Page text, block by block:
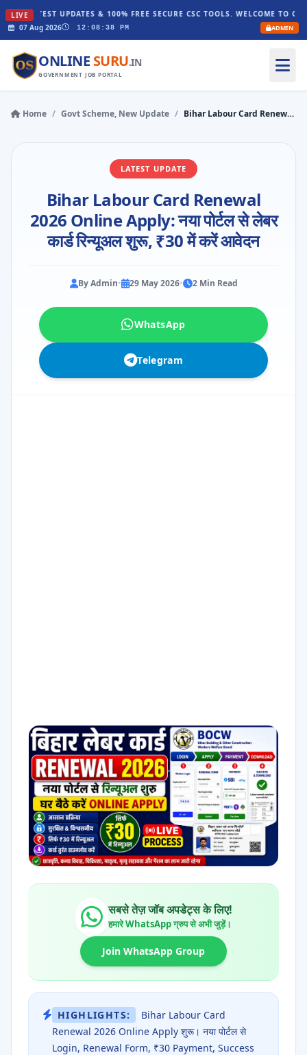
LIVE
UPDATES & 100% FREE SECURE CSC TOOLS. WELCOME TO
07 Aug 2026
12:08:39 PM ADMIN
ONLINE SURU.IN
GOVERNMENT JOB PORTAL
Home / Govt Scheme, New Update / Bihar Labour Card Renewal 2026 Online Apply: नया पोर्टल से लेबर कार्ड रिन्यूअल शुरू, ₹30 में करें आवेदन
LATEST UPDATE
Bihar Labour Card Renewal
2026 Online Apply: नया पोर्टल से लेबर
कार्ड रिन्यूअल शुरू, ₹30 में करें आवेदन
By Admin• 29 May 2026• 2 Min Read
WhatsApp
Telegram
सबसे तेज़ जॉब अपडेट्स के लिए!
हमारे WhatsApp ग्रुप से अभी जुड़ें।
Join WhatsApp Group
HIGHLIGHTS:
Bihar Labour Card
Renewal 2026 Online Apply शुरू। नया पोर्टल से
Login, Renewal Form, ₹30 Payment, Success